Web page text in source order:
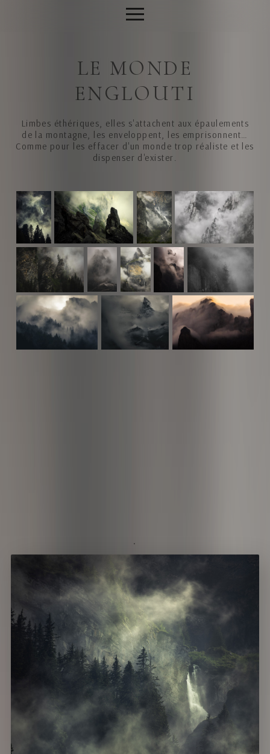
LE MONDE
ENGLOUTI
Limbes éthériques, elles s'attachent aux épaulements
de la montagne, les enveloppent, les emprisonnent…
Comme pour les effacer d'un monde trop réaliste et les
dispenser d'exister.